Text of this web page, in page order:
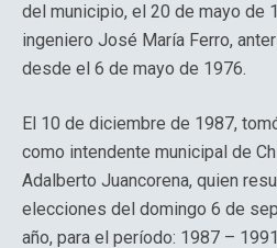
del municipio, el 20 de mayo de
ingeniero José María Ferro,
desde el 6 de mayo de 1976.
El 10 de diciembre de 1987,
como intendente municipal de
Adalberto Juancorena, quien
elecciones del domingo 6 de
año, para el período: 1987 –